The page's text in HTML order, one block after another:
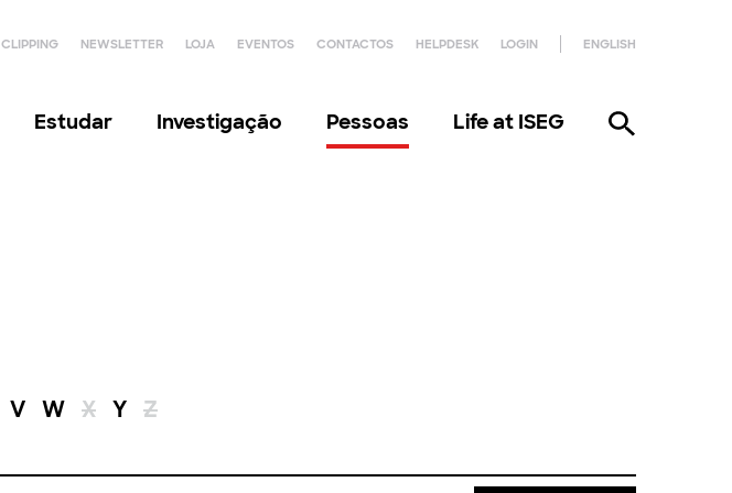
CLIPPING NEWSLETTER LOJA EVENTOS CONTACTOS HELPDESK LOGIN ENGLISH
Estudar Investigação Pessoas Life at ISEG
V W X Y Z